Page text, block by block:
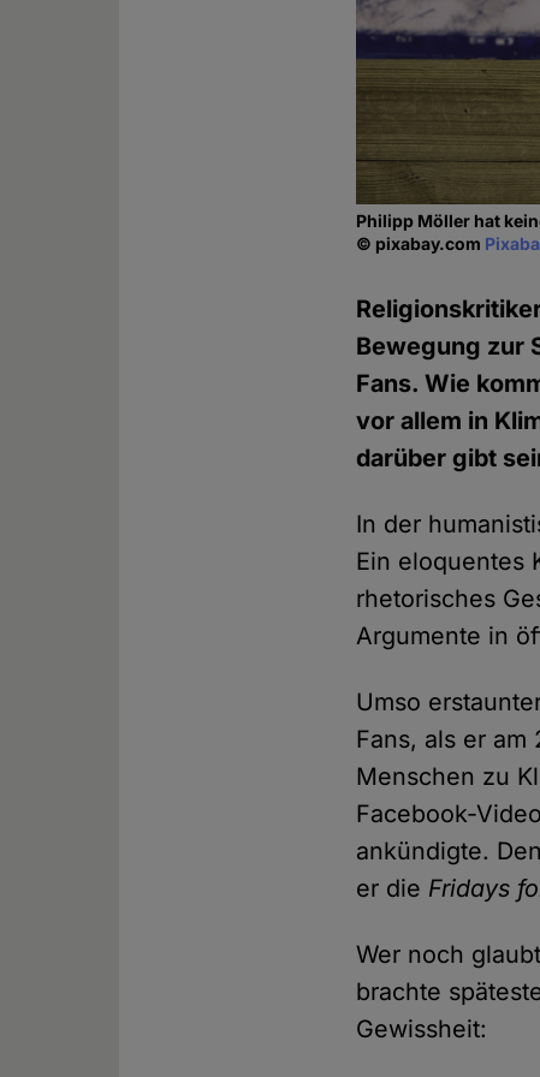
Philipp Möller hat
© pixabay.com
Bewegung zur
Fans. Wie
vor allem in
darüber gibt
In der
Ein eloquentes
rhetorisches
Argumente in
Umso
Fans, als er
Menschen zu
Facebook-
ankündigte.
er die Fridays
Wer noch
brachte
Gewissheit: